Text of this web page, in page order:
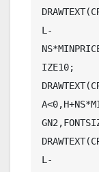
L-
IZE10;
L-